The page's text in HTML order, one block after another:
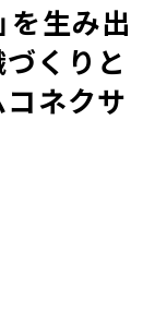
を生み出
くりと
コネクサ